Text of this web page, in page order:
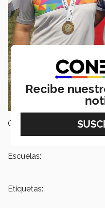
Campus:
Escuelas:
Etiquetas:
Recibe